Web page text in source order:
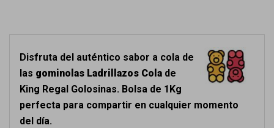
Disfruta del auténtico sabor a cola de
las gominolas Ladrillazos Cola de
King Regal Golosinas. Bolsa de 1Kg
perfecta para compartir en cualquier momento
del día.